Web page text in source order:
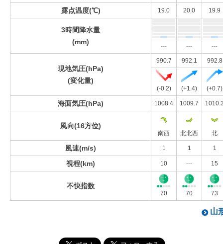
露点温度(℃) 19.0 20.0 19.9
3時間降水量
(mm)
--- --- ---
現地気圧(hPa)
(変化量)
990.7 992.1 992.8
(-0.2) (+1.4) (+0.7)
海面気圧(hPa) 1008.4 1009.7
風向(16方位)
南西 北北西 北
風速(m/s) 1 1 1
視程(km) 10 --- 15
不快指数
70 70 73
山